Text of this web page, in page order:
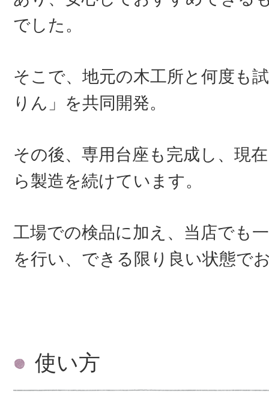
でした。
そこで、地元の木工所と何度も
りん」を共同開発。
その後、専用台座も完成し、現
ら製造を続けています。
工場での検品に加え、当店でも
を行い、できる限り良い状態で
使い方